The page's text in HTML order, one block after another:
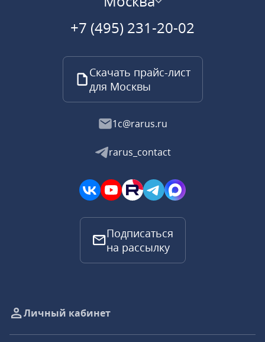
+7 (495) 231-20-02
Скачать прайс-лист
для Москвы
1c@rarus.ru
rarus_contact
Подписаться
на рассылку
Личный кабинет